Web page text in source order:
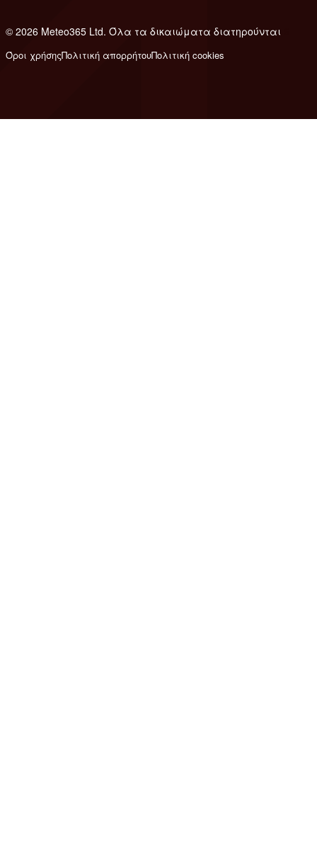
© 2026 Meteo365 Ltd. Όλα τα δικαιώματα διατηρούνται
Όροι χρήσηςΠολιτική απορρήτουΠολιτική cookies